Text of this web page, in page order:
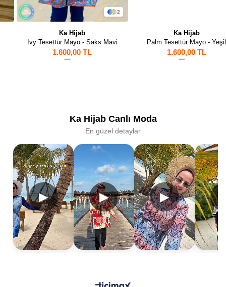
Ka Hijab
Ivy Tesettür Mayo - Saks Mavi
11
1.600,00 TL
Ka Hijab
Palm Tesettür Mayo - Yeşil
1.600,00 TL
Ka Hijab Canlı Moda
En güzel detaylar
▶ ▶ ▶